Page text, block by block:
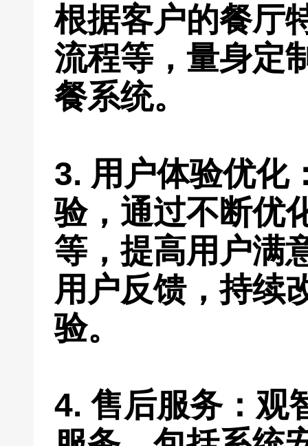
根据客户的餐厅
流程等，量身定
餐系统。
3. 用户体验优化
验，通过不断优
等，提高用户满
用户反馈，持续
验。
4. 售后服务：观